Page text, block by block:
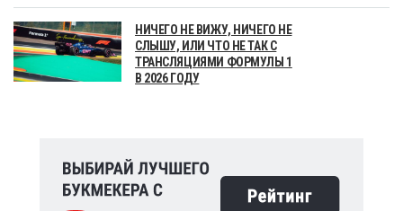
НИЧЕГО НЕ ВИЖУ, НИЧЕГО НЕ
СЛЫШУ, ИЛИ ЧТО НЕ ТАК С
ТРАНСЛЯЦИЯМИ ФОРМУЛЫ 1
В 2026 ГОДУ